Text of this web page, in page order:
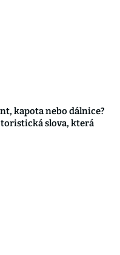
kapota nebo dálnice?
slova, která